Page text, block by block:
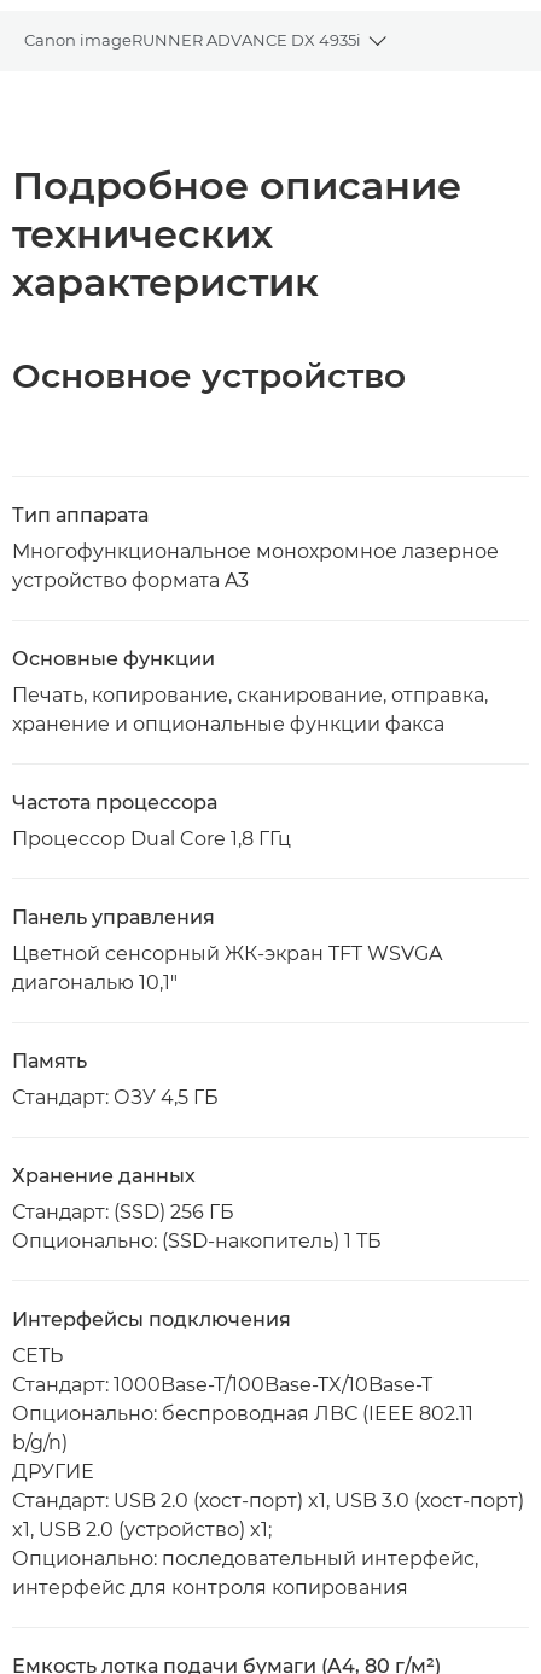
Canon imageRUNNER ADVANCE DX 4935i
Toggle
Подробное описание
технических
характеристик
Основное устройство
Тип аппарата
Многофункциональное монохромное лазерное
устройство формата A3
Основные функции
Печать, копирование, сканирование, отправка,
хранение и опциональные функции факса
Частота процессора
Процессор Dual Core 1,8 ГГц
Панель управления
Цветной сенсорный ЖК-экран TFT WSVGA
диагональю 10,1"
Память
Стандарт: ОЗУ 4,5 ГБ
Хранение данных
Стандарт: (SSD) 256 ГБ
Опционально: (SSD-накопитель) 1 ТБ
Интерфейсы подключения
СЕТЬ
Стандарт: 1000Base-T/100Base-TX/10Base-T
Опционально: беспроводная ЛВС (IEEE 802.11
b/g/n)
ДРУГИЕ
Стандарт: USB 2.0 (хост-порт) x1, USB 3.0 (хост-порт)
x1, USB 2.0 (устройство) x1;
Опционально: последовательный интерфейс,
интерфейс для контроля копирования
Емкость лотка подачи бумаги (A4, 80 г/м²)